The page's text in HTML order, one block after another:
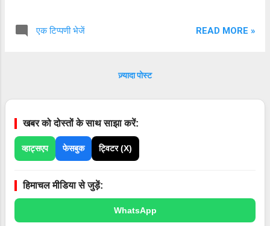
उत्सव यहाँ की संस्कृति विरासत के बारे में दुनिया भर में
उनका पारंपरिक स्वागत व् अभिनन्दन किया गया I उन्होंने
परिषद् अध्यक्ष पंकज परमार सहित विभिन्न गणमान्य जन
उपस्थित थे I
एक टिप्पणी भेजें READ MORE »
ज़्यादा पोस्ट
खबर को दोस्तों के साथ साझा करें:
व्हाट्सएप फेसबुक ट्विटर (X)
हिमाचल मीडिया से जुड़ें:
WhatsApp